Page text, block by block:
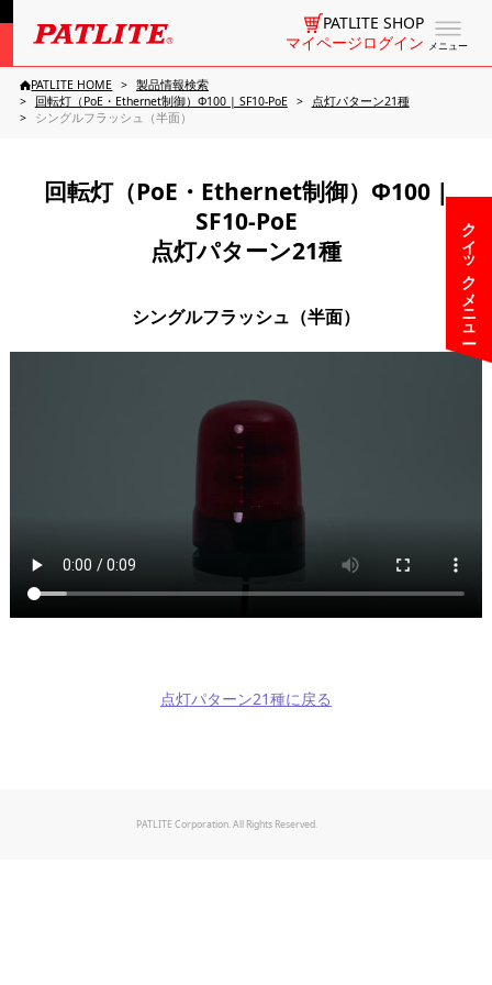
メニュー
PATLITE SHOP
マイページログイン
クイックメニュー
PATLITE HOME
製品情報検索
回転灯（PoE・Ethernet制御）Φ100 | SF10-PoE
点灯パターン21種
シングルフラッシュ（半面）
回転灯（PoE・Ethernet制御）Φ100 |
SF10-PoE
点灯パターン21種
シングルフラッシュ（半面）
点灯パターン21種に戻る
PATLITE Corporation. All Rights Reserved.